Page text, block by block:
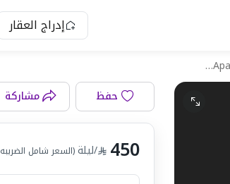
إدراج العقار
KC7-374 Apartment In Region Riyadh
غرفة المعيشة
حفظ مشاركة
450 /ليلة(السعر شامل